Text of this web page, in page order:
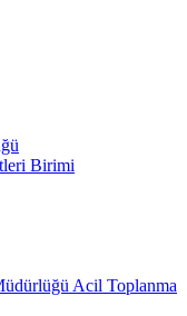
Birimi
Acil Toplanma